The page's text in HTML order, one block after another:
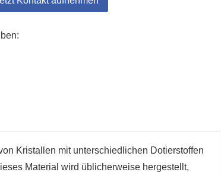
Kristallen mit unterschiedlichen Dotierstoffen
Material wird üblicherweise hergestellt,